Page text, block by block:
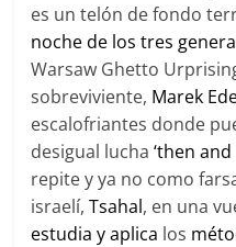
es un telón de fondo
noche de los tres
Warsaw Ghetto
sobreviviente, Marek
escalofriantes donde
desigual lucha‘then and
repite y ya no como
israelí,Tsahal, en una
estudia y aplica los